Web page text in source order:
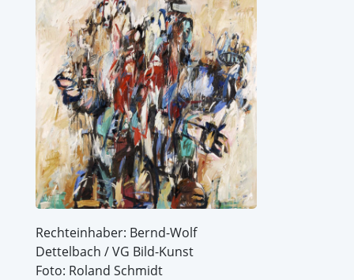
Rechteinhaber: Bernd-Wolf
Dettelbach / VG Bild-Kunst
Foto: Roland Schmidt